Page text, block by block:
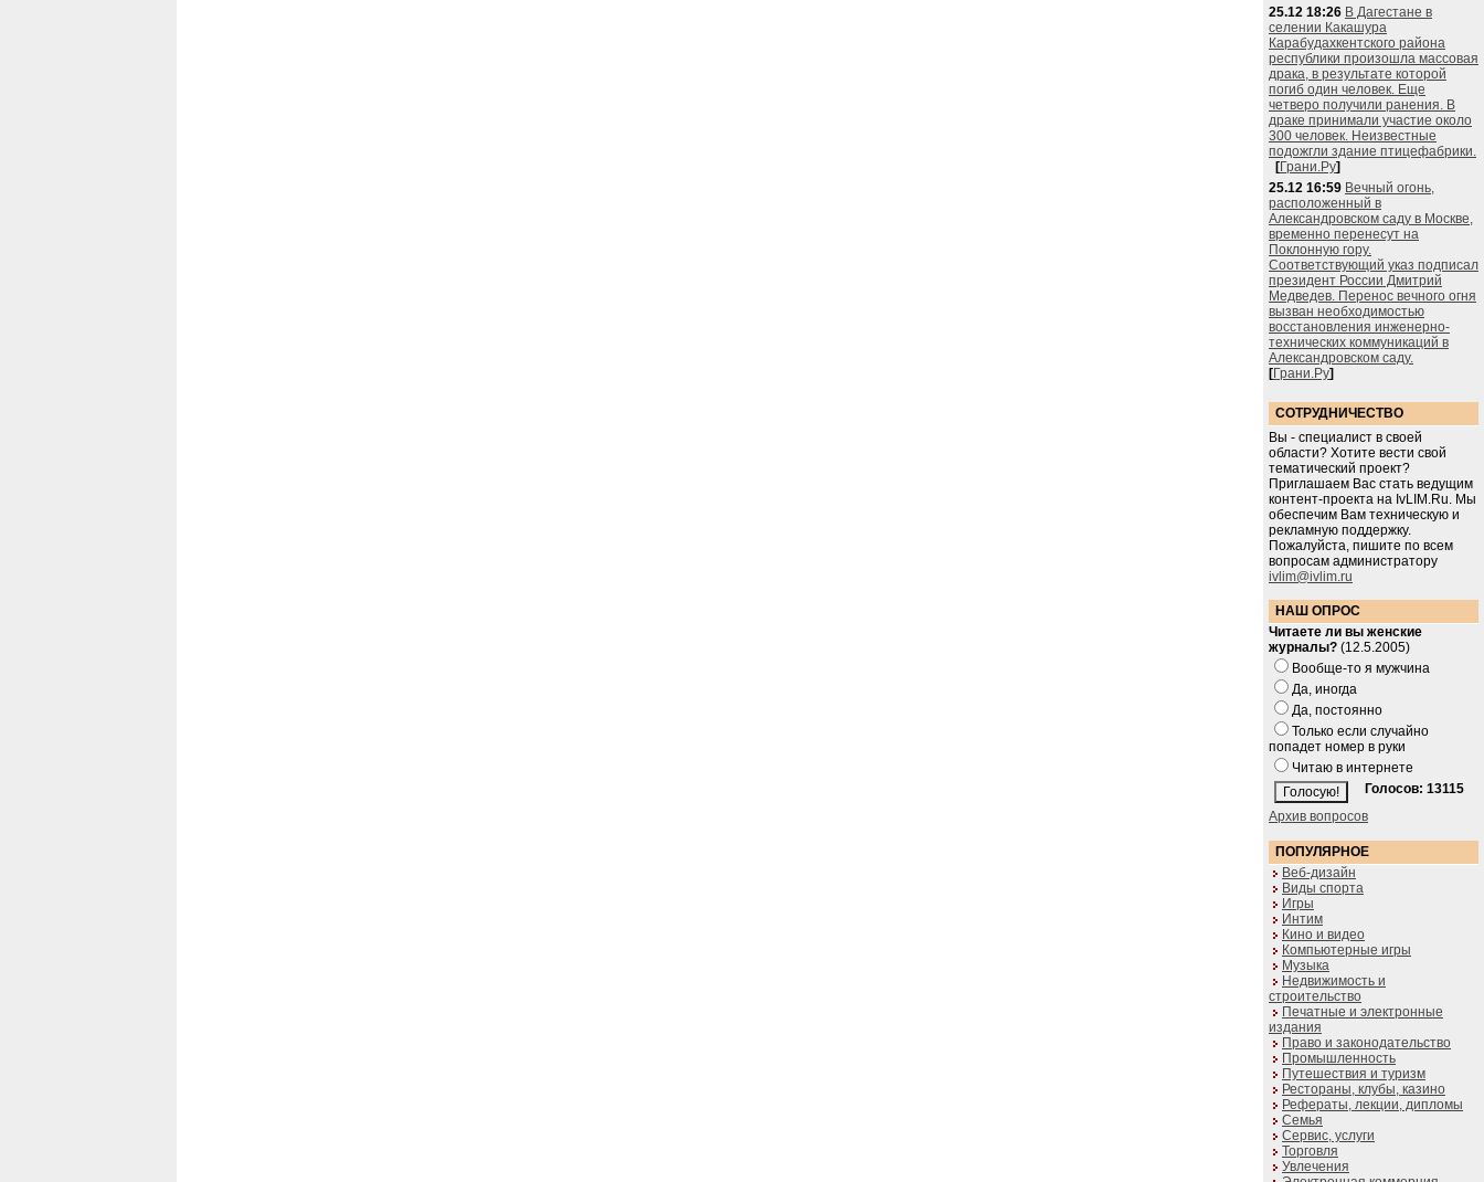
25.12 18:26 В Дагестане в
селении Какашура
Карабудахкентского района
республики произошла массовая
драка, в результате которой
погиб один человек. Еще
четверо получили ранения. В
драке принимали участие около
300 человек. Неизвестные
подожгли здание птицефабрики.
[Грани.Ру]
25.12 16:59 Вечный огонь,
расположенный в
Александровском саду в Москве,
временно перенесут на
Поклонную гору.
Соответствующий указ подписал
президент России Дмитрий
Медведев. Перенос вечного огня
вызван необходимостью
восстановления инженерно-
технических коммуникаций в
Александровском саду.
[Грани.Ру]
СОТРУДНИЧЕСТВО
Вы - специалист в своей
области? Хотите вести свой
тематический проект?
Приглашаем Вас стать ведущим
контент-проекта на IvLIM.Ru. Мы
обеспечим Вам техническую и
рекламную поддержку.
Пожалуйста, пишите по всем
вопросам администратору
ivlim@ivlim.ru
НАШ ОПРОС
Читаете ли вы женские
журналы? (12.5.2005)
Вообще-то я мужчина
Да, иногда
Да, постоянно
Только если случайно
попадет номер в руки
Читаю в интернете
Голосов: 13115
Архив вопросов
ПОПУЛЯРНОЕ
Веб-дизайн
Виды спорта
Игры
Интим
Кино и видео
Компьютерные игры
Музыка
Недвижимость и
строительство
Печатные и электронные
издания
Право и законодательство
Промышленность
Путешествия и туризм
Рестораны, клубы, казино
Рефераты, лекции, дипломы
Семья
Сервис, услуги
Торговля
Увлечения